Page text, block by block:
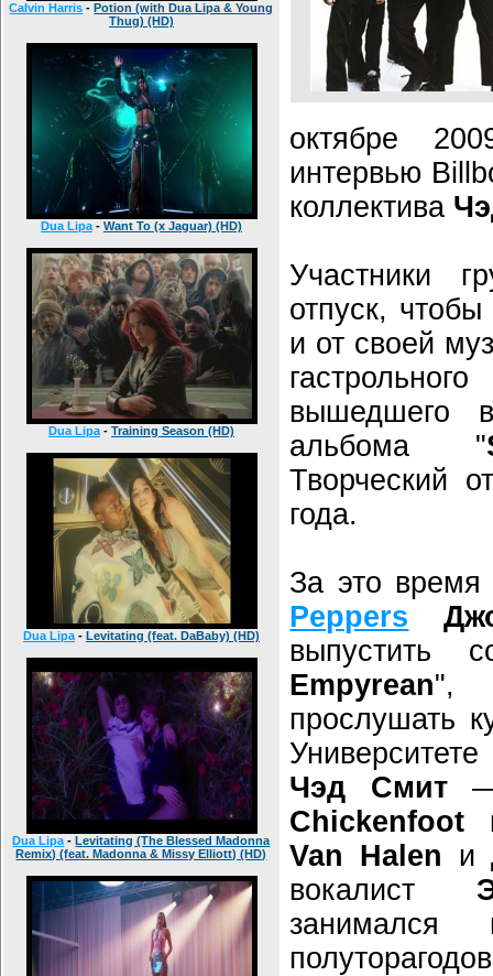
Calvin Harris -Potion (with Dua Lipa & Young
Thug) (HD)
Dua Lipa - Want To (x Jaguar) (HD)
Dua Lipa - Training Season (HD)
Dua Lipa - Levitating (feat. DaBaby) (HD)
Dua Lipa -Levitating (The Blessed Madonna
Remix) (feat. Madonna & Missy Elliott) (HD)
октябре
интервью
коллектива
Участники
отпуск, чтобы
и от своей
вышедшего
альбома "
Творческий
года.
За это время
Peppers
выпустить
Empyrean",
прослушать
Чэд Смит —
Chickenfoot
Van Halen и
вокалист
занимался